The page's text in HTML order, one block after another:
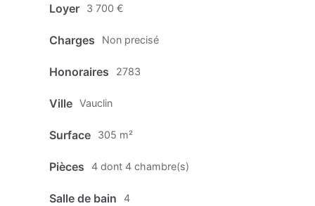
Loyer 3 700 €
Charges Non precisé
Honoraires 2783
Ville Vauclin
Surface 305 m²
Pièces 4 dont 4 chambre(s)
Salle de bain 4